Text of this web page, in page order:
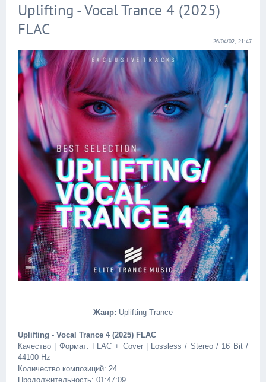
Uplifting - Vocal Trance 4 (2025)
FLAC
26/04/02, 21:47
Жанр: Uplifting Trance
Uplifting - Vocal Trance 4 (2025) FLAC
Качество | Формат: FLAC + Cover | Lossless / Stereo / 16 Bit /
44100 Hz
Количество композиций: 24
Продолжительность: 01:47:09